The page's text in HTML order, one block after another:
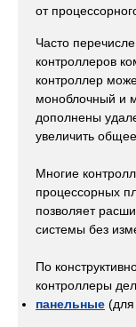
от
Часто
контроллеров
контроллер
моноблочный и
дополнены
увеличить
Многие
процессорных
позволяет
системы без
По
контроллеры
панельные